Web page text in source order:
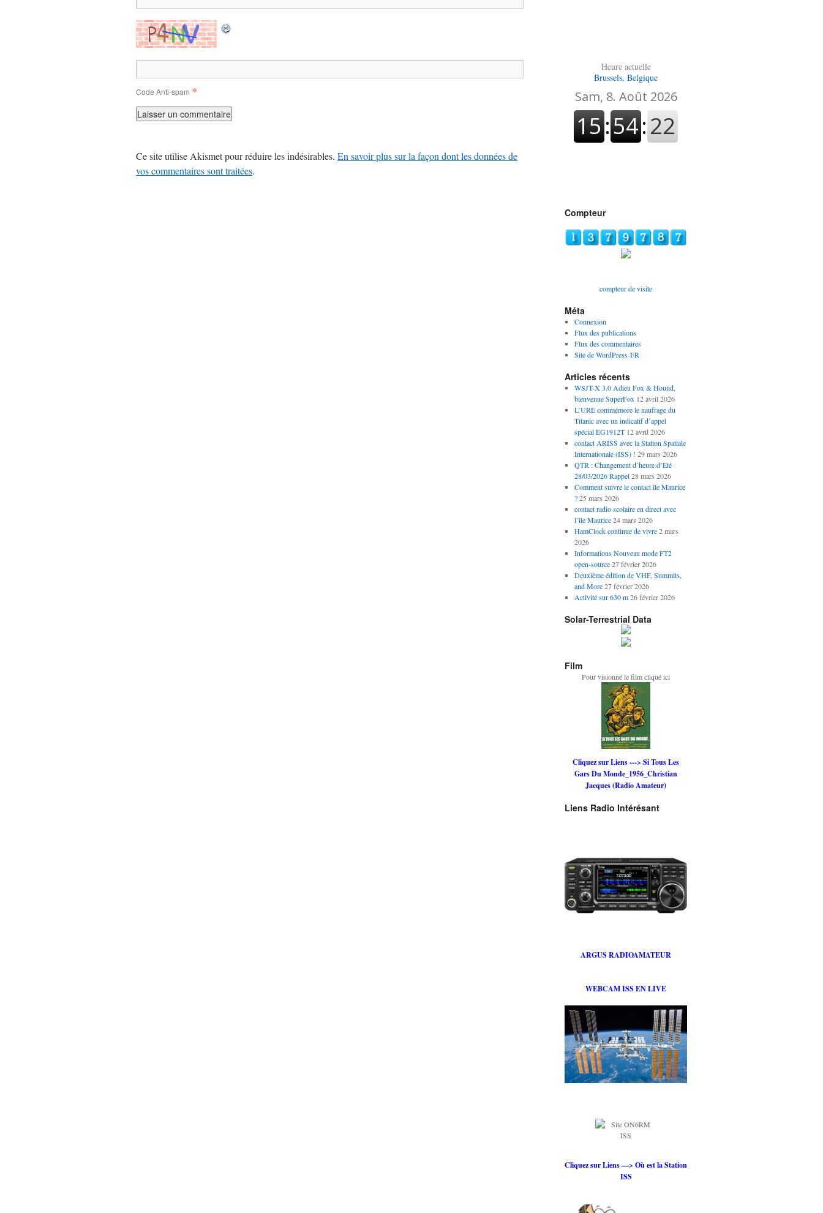
Code Anti-spam *
Ce site utilise Akismet pour réduire les indésirables. En savoir plus sur la façon dont les données de
vos commentaires sont traitées.
Heure actuelle
Brussels, Belgique
Compteur
compteur de visite
Méta
Connexion
Flux des publications
Flux des commentaires
Site de WordPress-FR
Articles récents
WSJT-X 3.0 Adieu Fox & Hound,
bienvenue SuperFox 12 avril 2026
L’URE commémore le naufrage du
Titanic avec un indicatif d’appel
spécial EG1912T 12 avril 2026
contact ARISS avec la Station Spatiale
Internationale (ISS) ! 29 mars 2026
QTR : Changement d’heure d’Eté
28/03/2026 Rappel 28 mars 2026
Comment suivre le contact île Maurice
? 25 mars 2026
contact radio scolaire en direct avec
l’île Maurice 24 mars 2026
HamClock continue de vivre 2 mars
2026
Informations Nouveau mode FT2
open-source 27 février 2026
Deuxième édition de VHF, Summits,
and More 27 février 2026
Activité sur 630 m 26 février 2026
Solar-Terrestrial Data
Film
Pour visionné le film cliqué ici
Cliquez sur Liens ---> Si Tous Les
Gars Du Monde_1956_Christian
Jacques (Radio Amateur)
Liens Radio Intérésant
ARGUS RADIOAMATEUR
WEBCAM ISS EN LIVE
Cliquez sur Liens —> Où est la Station
ISS